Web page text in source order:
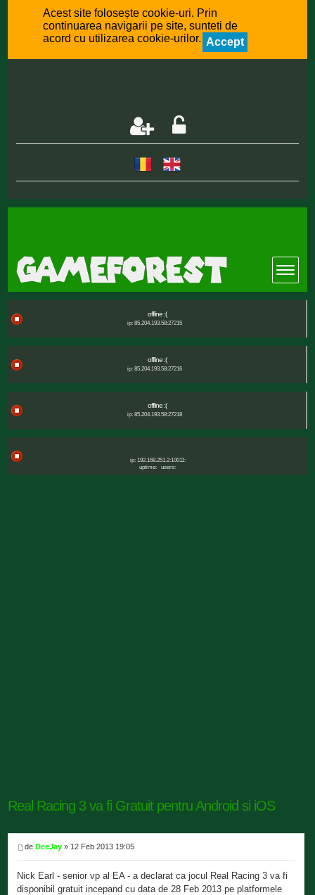
Acest site folosește cookie-uri. Prin
continuarea navigarii pe site, sunteti de
acord cu utilizarea cookie-urilor. Accept
offline :(
ip: 85.204.193.58:27215
offline :(
ip: 85.204.193.58:27216
offline :(
ip: 85.204.193.58:27218
ip: 192.168.251.2:10011:
uptime:
users:
Real Racing 3 va fi Gratuit pentru Android si iOS
deDeeJay » 12 Feb 2013 19:05
Nick Earl - senior vp al EA - a declarat ca jocul Real Racing 3 va fi
disponibil gratuit incepand cu data de 28 Feb 2013 pe platformele